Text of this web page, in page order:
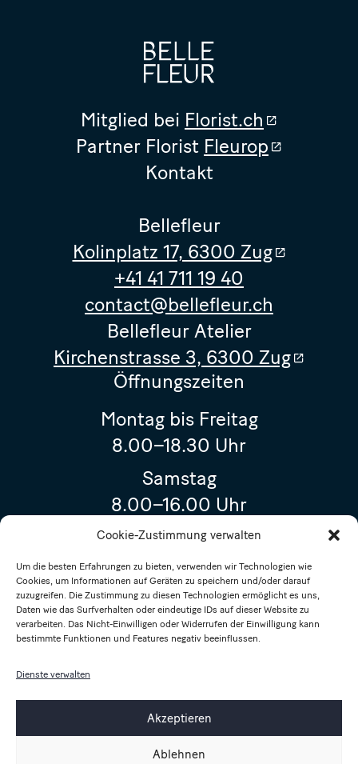
Cookie-Zustimmung verwalten
Um die besten Erfahrungen zu bieten, verwenden wir Technologien wie
Cookies, um Informationen auf Geräten zu speichern und/oder darauf
zuzugreifen. Die Zustimmung zu diesen Technologien ermöglicht es uns,
Daten wie das Surfverhalten oder eindeutige IDs auf dieser Website zu
verarbeiten. Das Nicht-Einwilligen oder Widerrufen der Einwilligung kann
bestimmte Funktionen und Features negativ beeinflussen.
Dienste verwalten
Akzeptieren
Ablehnen
Mitglied bei Florist.ch
Partner Florist Fleurop
Kontakt
Bellefleur
Kolinplatz 17, 6300 Zug
+41 41 711 19 40
contact@bellefleur.ch
Bellefleur Atelier
Kirchenstrasse 3, 6300 Zug
Öffnungszeiten
Montag bis Freitag
8.00–18.30 Uhr
Samstag
8.00–16.00 Uhr
Geschlossen
15. August 2026 (Maria Himmelfahrt)
Sonderöffnungszeiten
8. August 2026
(Sommeröffnungszeiten)
14. August 2026
8.00–17.00 Uhr